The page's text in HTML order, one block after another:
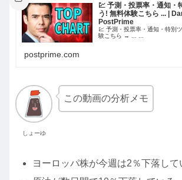
💹 予測・投票率・通知・
う! 無料体験こちら ... |
PostPrime
💹 予測・投票率・通知・特別
験こちら → ... ...
postprime.com
しょーゆ
この動画の分析メモ
ヨーロッパ株が今週は2％下落して